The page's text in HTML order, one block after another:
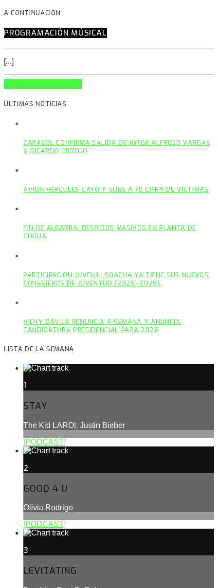
A CONTINUACIÓN
PROGRAMACIÓN MÚSICAL
[...]
ÚLTIMAS NOTICIAS
CARACOL CONFIRMA SALIDA DE JORGE ALFREDO VARGAS
Y RICARDO ORREGO
AVIÓN HÉRCULES CAYÓ Y SUBE A 70 CIFRA DE VÍCTIMAS
FIN DE ALGARRA: DESPIDOS MASIVOS EN PLANTA DE
COGUA
PARTICIPACIÓN JUVENIL: SOACHA YA TIENE SUS NUEVOS
CONSEJEROS DE JUVENTUD (2026–2029).
VICKY DÁVILA RENUNCIA A SEMANA Y ANUNCIA
CANDIDATURA PRESIDENCIAL PARA 2026
LISTA DE LA SEMANA
1
STAY
The Kid LAROI, Justin Bieber
[PODCAST]
2
GOOD 4 U
Olivia Rodrigo
[PODCAST]
3
LEVITATING